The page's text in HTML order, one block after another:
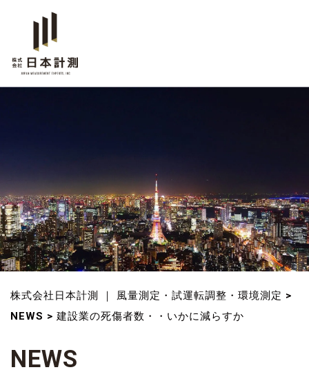
株式会社日本計測 ｜ 風量測定・試運転調整・環境測定 >
NEWS > 建設業の死傷者数・・いかに減らすか
NEWS